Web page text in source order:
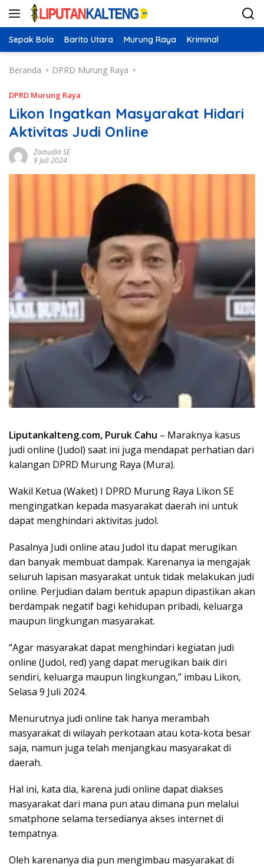
Langsung
Sepak Bola Barito Utara Murung Raya Kriminal
Beranda DPRD Murung Raya
DPRD Murung Raya
Likon Ingatkan Masyarakat Hidari
Aktivitas Judi Online
Zainudin SE
9 Juli 2024
Liputankalteng.com, Puruk Cahu – Maraknya kasus
judi online (Judol) saat ini juga mendapat perhatian dari
kalangan DPRD Murung Raya (Mura).
Wakil Ketua (Waket) I DPRD Murung Raya Likon SE
mengingatkan kepada masyarakat daerah ini untuk
dapat menghindari aktivitas judol.
Pasalnya Judi online atau Judol itu dapat merugikan
dan banyak membuat dampak. Karenanya ia mengajak
seluruh lapisan masyarakat untuk tidak melakukan judi
online. Perjudian dalam bentuk apapun dipastikan akan
berdampak negatif bagi kehidupan pribadi, keluarga
maupun lingkungan masyarakat.
“Agar masyarakat dapat menghindari kegiatan judi
online (Judol, red) yang dapat merugikan baik diri
sendiri, keluarga maupun lingkungan,” imbau Likon,
Selasa 9 Juli 2024.
Menurutnya judi online tak hanya merambah
masyarakat di wilayah perkotaan atau kota-kota besar
saja, namun juga telah menjangkau masyarakat di
daerah.
Hal ini, kata dia, karena judi online dapat diakses
masyarakat dari mana pun atau dimana pun melalui
smatphone selama tersedianya akses internet di
tempatnya.
Oleh karenanya dia pun mengimbau masyarakat di